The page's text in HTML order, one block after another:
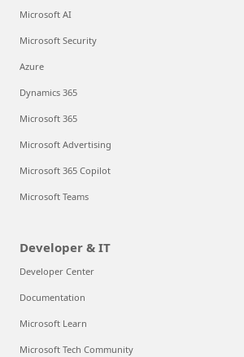
Microsoft AI
Microsoft Security
Azure
Dynamics 365
Microsoft 365
Microsoft Advertising
Microsoft 365 Copilot
Microsoft Teams
Developer & IT
Developer Center
Documentation
Microsoft Learn
Microsoft Tech Community